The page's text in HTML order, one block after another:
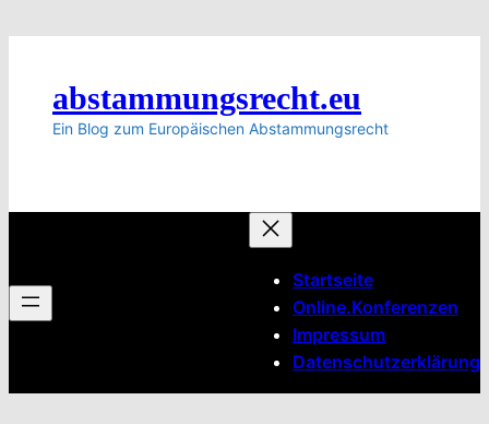
abstammungsrecht.eu
Ein Blog zum Europäischen Abstammungsrecht
Startseite
Online.Konferenzen
Impressum
Datenschutzerklärung